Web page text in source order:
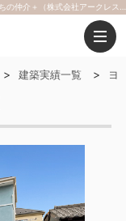
建築実績一覧 ヨ